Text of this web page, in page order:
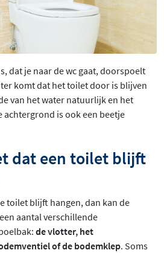
dat je naar de wc gaat, doorspoelt
komt dat het toilet door is blijven
van het water natuurlijk en het
achtergrond is ook een beetje
dat een toilet blijft
toilet blijft hangen, dan kan de
aantal verschillende
de vlotter, het
of de bodemklep. Soms